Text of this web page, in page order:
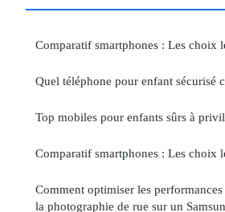
Comparatif smartphones : Les choix
Quel téléphone pour enfant sécurisé
Top mobiles pour enfants sûrs à
Comparatif smartphones : Les choix
Comment optimiser les
la photographie de rue sur un